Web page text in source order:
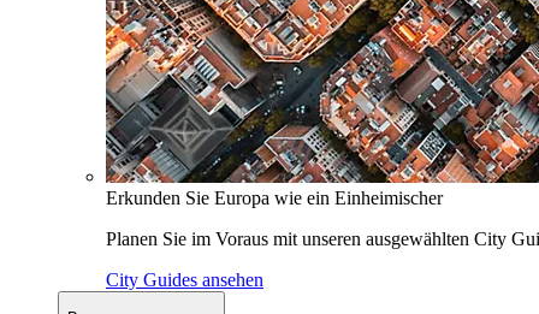
Erkunden Sie Europa wie ein Einheimischer
Planen Sie im Voraus mit unseren ausgewählten City
City Guides ansehen